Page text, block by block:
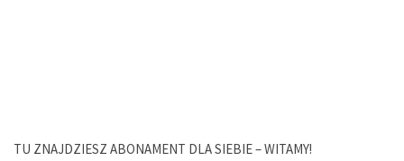
TU ZNAJDZIESZ ABONAMENT DLA SIEBIE – WITAMY!